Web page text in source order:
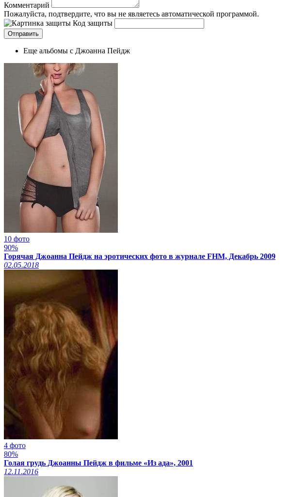
Комментарий
Пожалуйста, подтвердите, что вы не являетесь автоматической программой.
Код защиты
Еще альбомы с Джоанна Пейдж
10 фото
90%
Горячая Джоанна Пейдж на эротических фото в журнале FHM, Декабрь 2009
02.05.2018
4 фото
80%
Голая грудь Джоанны Пейдж в фильме «Из ада», 2001
12.11.2016